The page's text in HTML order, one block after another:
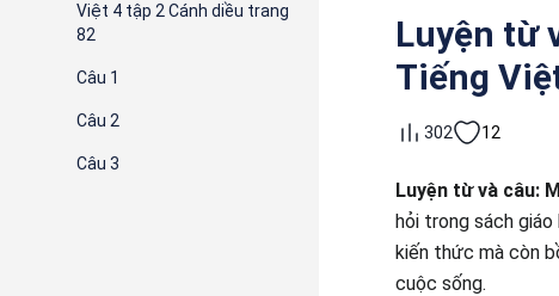
Việt 4 tập 2 Cánh diều trang
82
Câu 1
Câu 2
Câu 3
Luyện từ
Tiếng
302 12
Luyện từ và câu:
hỏi trong sách
kiến thức mà còn
cuộc sống.